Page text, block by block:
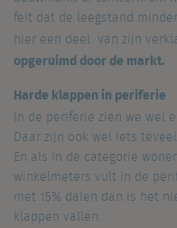
feit dat de leegstand
hier een deel van zijn
opgeruimd door de markt.
Harde klappen in periferie
In de periferie zien we wel
Daar zijn ook wel iets
En als in de categorie
winkelmeters vult in de
met 15% dalen dan is het
klappen vallen.